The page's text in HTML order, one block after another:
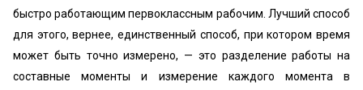
быстро работающим первоклассным рабочим. Лучший способ
для этого, вернее, единственный способ, при котором время
может быть точно измерено, — это разделение работы на
составные моменты и измерение каждого момента в